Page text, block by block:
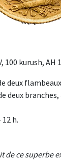
100 kurush,
deux
deux
h.
de ce superbe